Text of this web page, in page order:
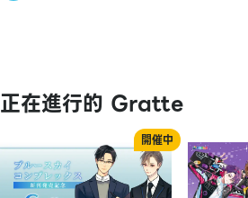
正在進行的 Gratte